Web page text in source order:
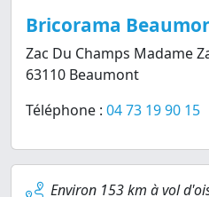
Bricorama
Zac Du Champs Madame
63110 Beaumont
Téléphone : 04 73 19 90 15
Environ 153 km à vol